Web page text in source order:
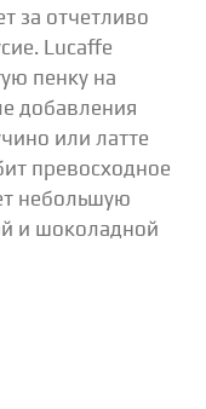
за отчетливо
Lucaffe
пенку на
добавления
или латте
превосходное
небольшую
и шоколадной